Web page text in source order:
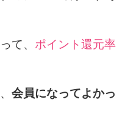
て、 ポイント還元率
会員になってよかっ